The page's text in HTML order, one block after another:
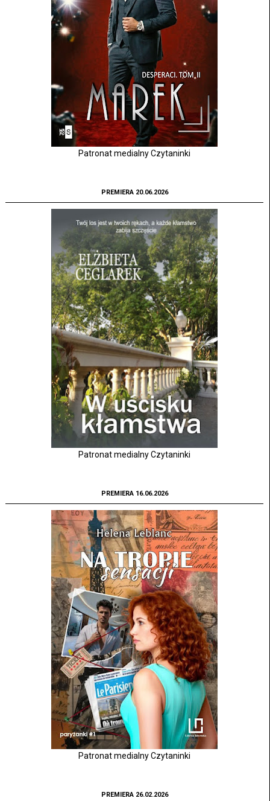
Patronat medialny Czytaninki
PREMIERA 20.06.2026
Patronat medialny Czytaninki
PREMIERA 16.06.2026
Patronat medialny Czytaninki
PREMIERA 26.02.2026